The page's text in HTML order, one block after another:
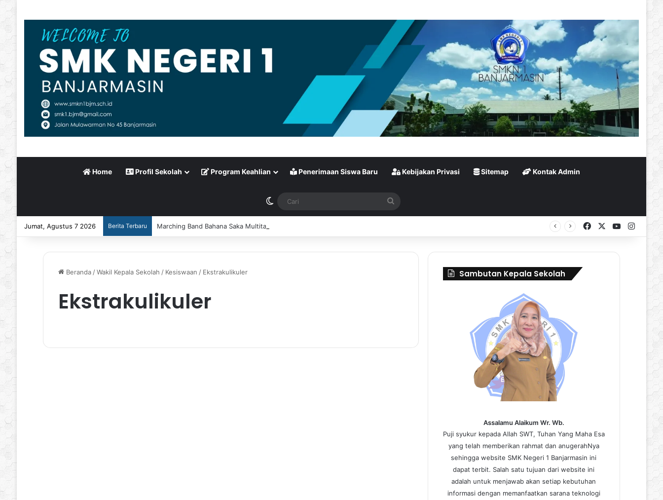
Home Profil Sekolah Program Keahlian Penerimaan Siswa Baru Kebijakan Privasi Sitemap Kontak Admin
Switch skin Cari
Jumat, Agustus 7 2026 Berita Terbaru Marching Band Bahana Saka Multitalent SMK Negeri 1 Banjarmasin Borong Prestasi di Festival Borneo Marching Day 2026 FacebookYouTube
Beranda /Wakil Kepala Sekolah / Kesiswaan / Ekstrakulikuler
Ekstrakulikuler
Sambutan Kepala Sekolah
Assalamu Alaikum Wr. Wb.
Puji syukur kepada Allah SWT, Tuhan Yang Maha Esa
yang telah memberikan rahmat dan anugerahNya
sehingga website SMK Negeri 1 Banjarmasin ini
dapat terbit. Salah satu tujuan dari website ini
adalah untuk menjawab akan setiap kebutuhan
informasi dengan memanfaatkan sarana teknologi